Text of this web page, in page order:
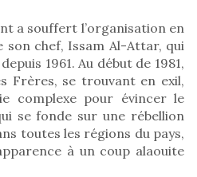
a souffert l’organisation en
son chef, Issam Al-Attar, qui
1961. Au début de 1981,
Frères, se trouvant en exil,
complexe pour évincer le
se fonde sur une rébellion
toutes les régions du pays,
à un coup alaouite